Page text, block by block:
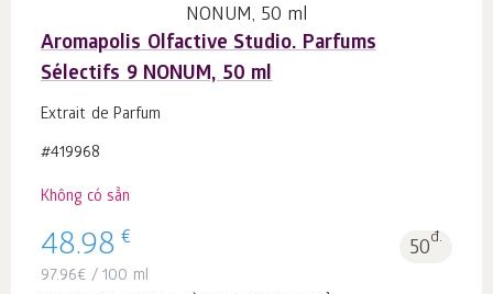
Aromapolis Olfactive Studio. Parfums
Sélectifs 9 NONUM, 50 ml
Extrait de Parfum
#419968
Không có sẵn
48.98 € 50đ.
97.96€ / 100 ml